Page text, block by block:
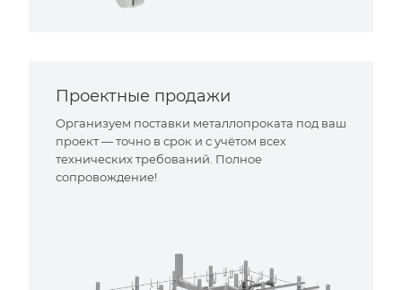
Проектные продажи
Организуем поставки металлопроката под ваш
проект — точно в срок и с учётом всех
технических требований. Полное
сопровождение!